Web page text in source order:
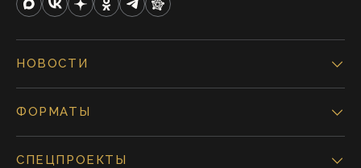
НОВОСТИ
ФОРМАТЫ
СПЕЦПРОЕКТЫ